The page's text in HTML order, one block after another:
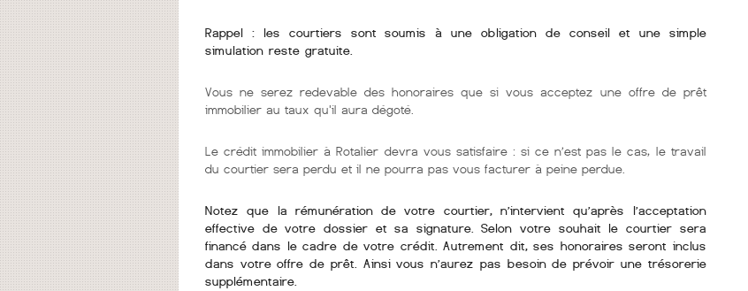
Rappel : les courtiers sont soumis à une obligation de conseil et une simple
simulation reste gratuite.
Vous ne serez redevable des honoraires que si vous acceptez une offre de prêt
immobilier au taux qu'il aura dégoté.
Le crédit immobilier à Rotalier devra vous satisfaire : si ce n’est pas le cas, le travail
du courtier sera perdu et il ne pourra pas vous facturer à peine perdue.
Notez que la rémunération de votre courtier, n’intervient qu’après l’acceptation
effective de votre dossier et sa signature. Selon votre souhait le courtier sera
financé dans le cadre de votre crédit. Autrement dit, ses honoraires seront inclus
dans votre offre de prêt. Ainsi vous n’aurez pas besoin de prévoir une trésorerie
supplémentaire.